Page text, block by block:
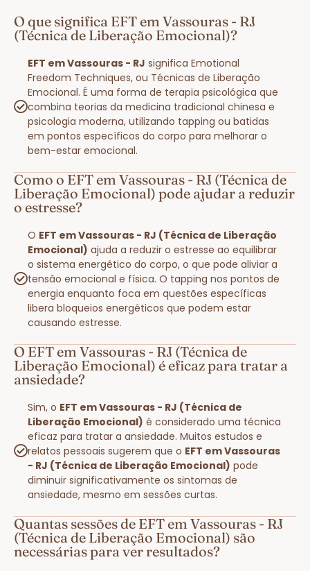
O que significa EFT em Vassouras - RJ
(Técnica de Liberação Emocional)?
EFT em Vassouras - RJ significa Emotional
Freedom Techniques, ou Técnicas de Liberação
Emocional. É uma forma de terapia psicológica que
combina teorias da medicina tradicional chinesa e
psicologia moderna, utilizando tapping ou batidas
em pontos específicos do corpo para melhorar o
bem-estar emocional.
Como o EFT em Vassouras - RJ (Técnica de
Liberação Emocional) pode ajudar a reduzir
o estresse?
O EFT em Vassouras - RJ (Técnica de Liberação
Emocional) ajuda a reduzir o estresse ao equilibrar
o sistema energético do corpo, o que pode aliviar a
tensão emocional e física. O tapping nos pontos de
energia enquanto foca em questões específicas
libera bloqueios energéticos que podem estar
causando estresse.
O EFT em Vassouras - RJ (Técnica de
Liberação Emocional) é eficaz para tratar a
ansiedade?
Sim, o EFT em Vassouras - RJ (Técnica de
Liberação Emocional) é considerado uma técnica
eficaz para tratar a ansiedade. Muitos estudos e
relatos pessoais sugerem que o EFT em Vassouras
- RJ (Técnica de Liberação Emocional) pode
diminuir significativamente os sintomas de
ansiedade, mesmo em sessões curtas.
Quantas sessões de EFT em Vassouras - RJ
(Técnica de Liberação Emocional) são
necessárias para ver resultados?